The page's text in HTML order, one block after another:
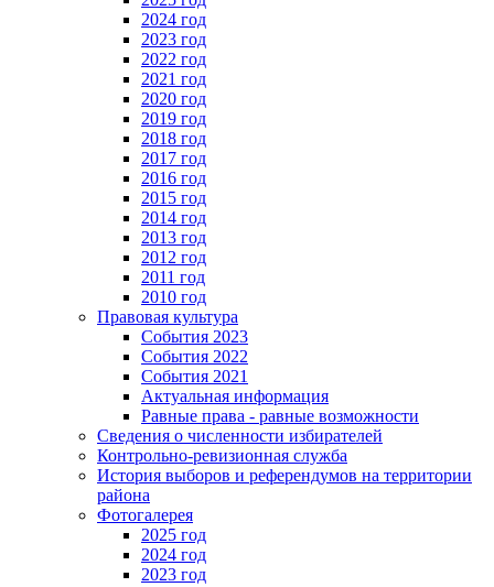
2024 год
2023 год
2022 год
2021 год
2020 год
2019 год
2018 год
2017 год
2016 год
2015 год
2014 год
2013 год
2012 год
2011 год
2010 год
Правовая культура
События 2023
События 2022
События 2021
Актуальная информация
Равные права - равные возможности
Сведения о численности избирателей
Контрольно-ревизионная служба
История выборов и референдумов на территории
района
Фотогалерея
2025 год
2024 год
2023 год